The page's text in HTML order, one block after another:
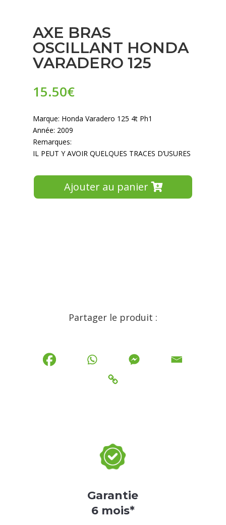
AXE BRAS
OSCILLANT HONDA
VARADERO 125
15.50€
Marque: Honda Varadero 125 4t Ph1
Année: 2009
Remarques:
IL PEUT Y AVOIR QUELQUES TRACES D’USURES
Ajouter au panier
Partager le produit :
Garantie
6 mois*